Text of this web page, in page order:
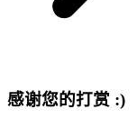
感谢您的打赏 :)